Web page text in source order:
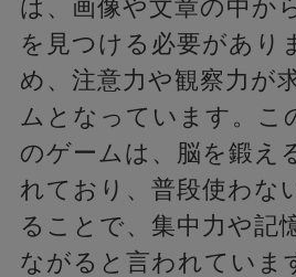
は、画像や文章の中か
を見つける必要があり
め、注意力や観察力が
ムとなっています。こ
のゲームは、脳を鍛え
れており、普段使わな
ることで、集中力や記
ながると言われていま